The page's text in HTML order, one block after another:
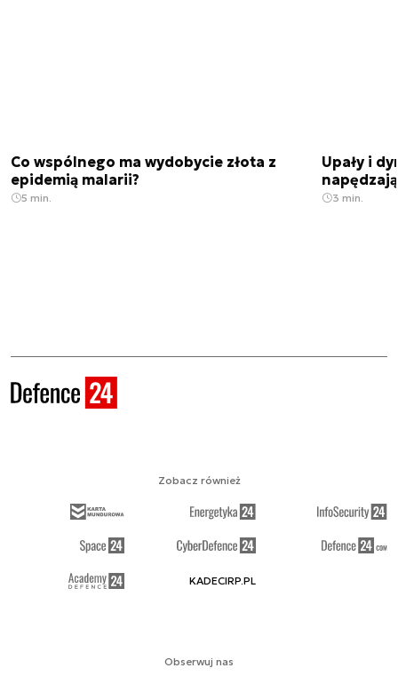
Co wspólnego ma wydobycie złota z
epidemią malarii?
5 min.
Upały i
3 min.
Obserwuj nas
Zobacz również
KADECIRP.PL